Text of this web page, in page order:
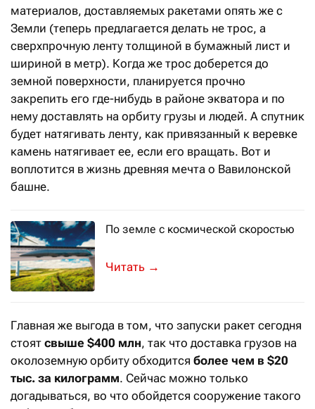
материалов, доставляемых ракетами опять же с
Земли (теперь предлагается делать не трос, а
сверхпрочную ленту толщиной в бумажный лист и
шириной в метр). Когда же трос доберется до
земной поверхности, планируется прочно
закрепить его где-нибудь в районе экватора и по
нему доставлять на орбиту грузы и людей. А спутник
будет натягивать ленту, как привязанный к веревке
камень натягивает ее, если его вращать. Вот и
воплотится в жизнь древняя мечта о Вавилонской
башне.
По земле с космической скоростью
Идея сверхскоростных
→
Главная же выгода в том, что запуски ракет сегодня
стоят свыше $400 млн, так что доставка грузов на
околоземную орбиту обходится более чем в $20
тыс. за килограмм. Сейчас можно только
догадываться, во что обойдется сооружение такого